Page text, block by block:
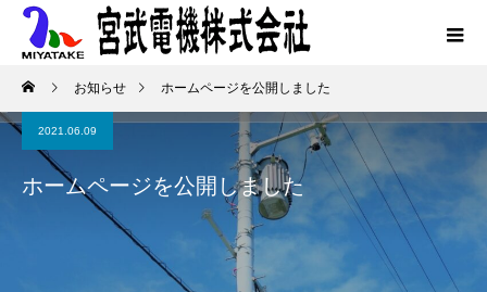
お知らせ ホームページを公開しました
2021.06.09
ホームページを公開しました